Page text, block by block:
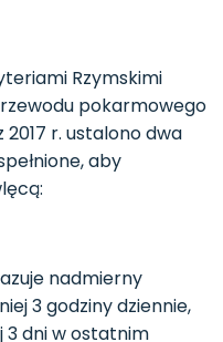
Rzymskimi
pokarmowego
r. ustalono dwa
aby
nadmierny
3 godziny dziennie,
3 dni w ostatnim